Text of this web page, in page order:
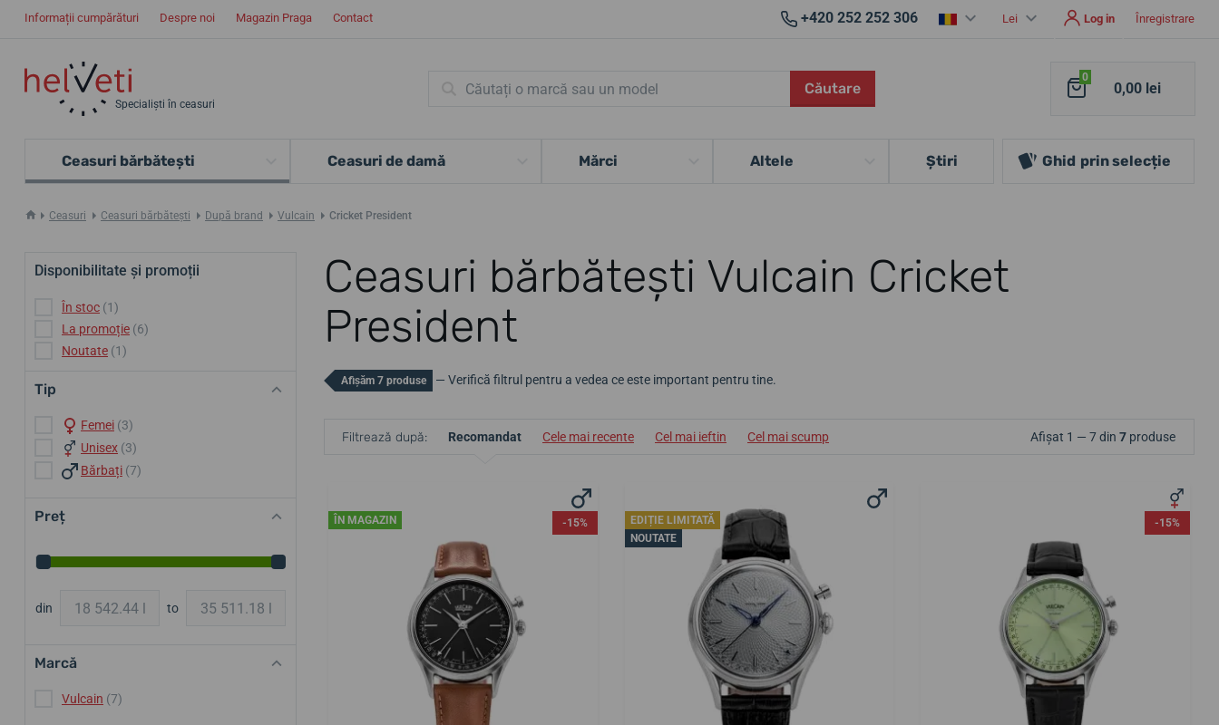
Informații cumpărături Despre noi Magazin Praga Contact +420 252 252 306 Lei Log in Înregistrare
Specialiști în ceasuri
Căutare
0
0,00 lei
Ceasuri bărbătești Ceasuri de damă Mărci Altele Ştiri Ghid prin selecție
Ceasuri Ceasuri bărbătești După brand Vulcain Cricket President
Ceasuri bărbătești Vulcain Cricket
President
Disponibilitate și promoții
În stoc (1)
La promoție (6)
Noutate (1)
Tip
Femei (3)
Unisex (3)
Bărbați (7)
Preț
din to
Marcă
Vulcain (7)
Afișăm 7 produse — Verifică filtrul pentru a vedea ce este important pentru tine.
Filtrează după: Recomandat Cele mai recente Cel mai ieftin Cel mai scump Afișat 1 — 7 din 7 produse
ÎN MAGAZIN -15%
EDIȚIE LIMITATĂ
NOUTATE
-15%